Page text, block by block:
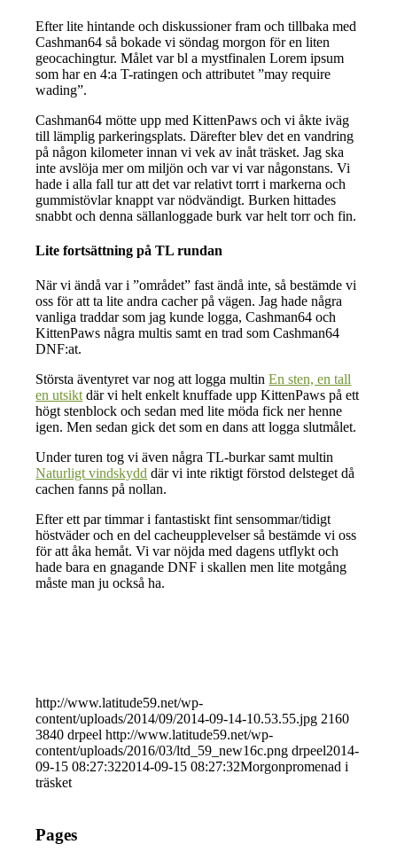
Efter lite hintande och diskussioner fram och tillbaka med
Cashman64 så bokade vi söndag morgon för en liten
geocachingtur. Målet var bl a mystfinalen Lorem ipsum
som har en 4:a T-ratingen och attributet ”may require
wading”.
Cashman64 mötte upp med KittenPaws och vi åkte iväg
till lämplig parkeringsplats. Därefter blev det en vandring
på någon kilometer innan vi vek av inåt träsket. Jag ska
inte avslöja mer om miljön och var vi var någonstans. Vi
hade i alla fall tur att det var relativt torrt i markerna och
gummistövlar knappt var nödvändigt. Burken hittades
snabbt och denna sällanloggade burk var helt torr och fin.
Lite fortsättning på TL rundan
När vi ändå var i ”området” fast ändå inte, så bestämde vi
oss för att ta lite andra cacher på vägen. Jag hade några
vanliga traddar som jag kunde logga, Cashman64 och
KittenPaws några multis samt en trad som Cashman64
DNF:at.
Största äventyret var nog att logga multinEn sten, en tall
en utsikt där vi helt enkelt knuffade upp KittenPaws på ett
högt stenblock och sedan med lite möda fick ner henne
igen. Men sedan gick det som en dans att logga slutmålet.
Under turen tog vi även några TL-burkar samt multin
Naturligt vindskydd där vi inte riktigt förstod delsteget då
cachen fanns på nollan.
Efter ett par timmar i fantastiskt fint sensommar/tidigt
höstväder och en del cacheupplevelser så bestämde vi oss
för att åka hemåt. Vi var nöjda med dagens utflykt och
hade bara en gnagande DNF i skallen men lite motgång
måste man ju också ha.
http://www.latitude59.net/wp-
content/uploads/2014/09/2014-09-14-10.53.55.jpg 2160
3840 drpeel http://www.latitude59.net/wp-
content/uploads/2016/03/ltd_59_new16c.png drpeel2014-
09-15 08:27:322014-09-15 08:27:32Morgonpromenad i
träsket
Pages